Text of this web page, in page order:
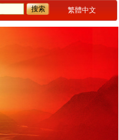
繁體中文